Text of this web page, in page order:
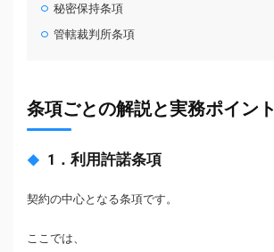
秘密保持条項
管轄裁判所条項
条項ごとの解説と実務ポイント
1．利用許諾条項
契約の中心となる条項です。
ここでは、